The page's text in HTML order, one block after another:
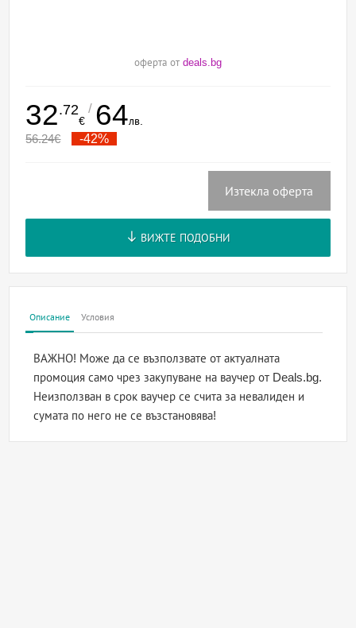
оферта от deals.bg
32.72
€
/ 64лв.
56.24€ -42%
Изтекла оферта
ВИЖТЕ ПОДОБНИ
Описание Условия
ВАЖНО! Може да се възползвате от актуалната
промоция само чрез закупуване на ваучер от Deals.bg.
Неизползван в срок ваучер се счита за невалиден и
сумата по него не се възстановява!